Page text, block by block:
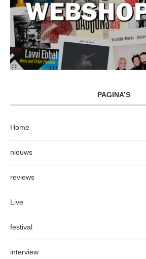
PAGINA’S
Home
nieuws
reviews
Live
festival
interview